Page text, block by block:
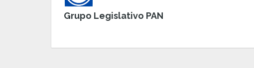
Grupo Legislativo PAN